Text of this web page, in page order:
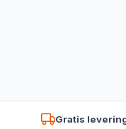
Gratis